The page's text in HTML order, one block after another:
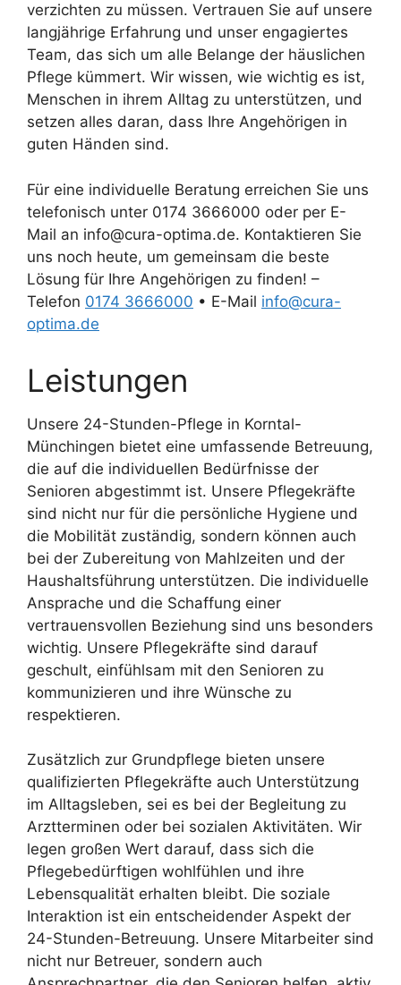
verzichten zu müssen. Vertrauen Sie auf unsere
langjährige Erfahrung und unser engagiertes
Team, das sich um alle Belange der häuslichen
Pflege kümmert. Wir wissen, wie wichtig es ist,
Menschen in ihrem Alltag zu unterstützen, und
setzen alles daran, dass Ihre Angehörigen in
guten Händen sind.
Für eine individuelle Beratung erreichen Sie uns
telefonisch unter 0174 3666000 oder per E-
Mail an info@cura-optima.de. Kontaktieren Sie
uns noch heute, um gemeinsam die beste
Lösung für Ihre Angehörigen zu finden! –
Telefon 0174 3666000 • E-Mail info@cura-
optima.de
Leistungen
Unsere 24-Stunden-Pflege in Korntal-
Münchingen bietet eine umfassende Betreuung,
die auf die individuellen Bedürfnisse der
Senioren abgestimmt ist. Unsere Pflegekräfte
sind nicht nur für die persönliche Hygiene und
die Mobilität zuständig, sondern können auch
bei der Zubereitung von Mahlzeiten und der
Haushaltsführung unterstützen. Die individuelle
Ansprache und die Schaffung einer
vertrauensvollen Beziehung sind uns besonders
wichtig. Unsere Pflegekräfte sind darauf
geschult, einfühlsam mit den Senioren zu
kommunizieren und ihre Wünsche zu
respektieren.
Zusätzlich zur Grundpflege bieten unsere
qualifizierten Pflegekräfte auch Unterstützung
im Alltagsleben, sei es bei der Begleitung zu
Arztterminen oder bei sozialen Aktivitäten. Wir
legen großen Wert darauf, dass sich die
Pflegebedürftigen wohlfühlen und ihre
Lebensqualität erhalten bleibt. Die soziale
Interaktion ist ein entscheidender Aspekt der
24-Stunden-Betreuung. Unsere Mitarbeiter sind
nicht nur Betreuer, sondern auch